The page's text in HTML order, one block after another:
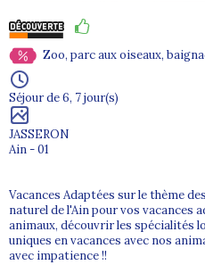
Zoo, parc aux oiseaux,
Séjour de 6, 7 jour(s)
JASSERON
Ain - 01
Vacances Adaptées sur le thème
naturel de l'Ain pour vos vacances
animaux, découvrir les spécialités
uniques en vacances avec nos
avec impatience !!